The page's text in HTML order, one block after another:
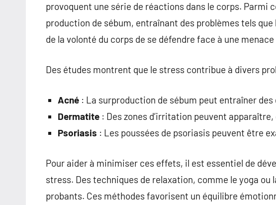
provoquent une série de réactions dans le corps. Parmi
production de sébum, entraînant des problèmes tels
de la volonté du corps de se défendre face à une
Des études montrent que le stress contribue à divers
Acné : La surproduction de sébum peut entraîner
Dermatite : Des zones d’irritation peuvent
Psoriasis : Les poussées de psoriasis peuvent être
Pour aider à minimiser ces effets, il est essentiel de
stress. Des techniques de relaxation, comme le yoga
probants. Ces méthodes favorisent un équilibre